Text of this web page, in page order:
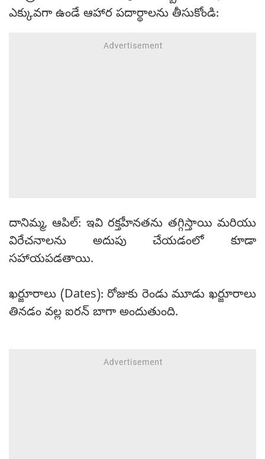
ఎక్కువగా ఉండే ఆహార పదార్థాలను తీసుకోండి:
దానిమ్మ, ఆపిల్: ఇవి రక్తహీనతను తగ్గిస్తాయి మరియు
విరేచనాలను అదుపు చేయడంలో కూడా
సహాయపడతాయి.
ఖర్జూరాలు (Dates): రోజుకు రెండు మూడు ఖర్జూరాలు
తినడం వల్ల ఐరన్ బాగా అందుతుంది.